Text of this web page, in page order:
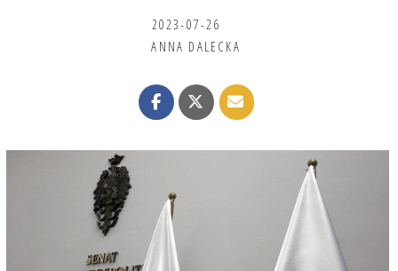
2023-07-26
ANNA DALECKA